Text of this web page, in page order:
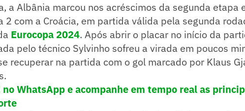
a Albânia marcou nos acréscimos da segunda etapa
2 com a Croácia, em partida válida pela segunda
Eurocopa 2024. Após abrir o placar no início da
pelo técnico Sylvinho sofreu a virada em poucos
recuperar na partida com o gol marcado por Klaus
WhatsApp e acompanhe em tempo real as